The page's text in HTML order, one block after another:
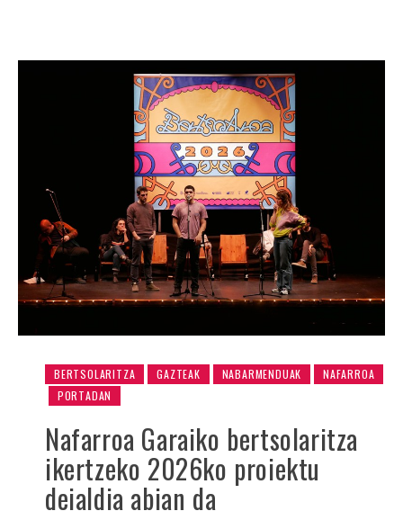
BERTSOLARITZA GAZTEAK NABARMENDUAK
NAFARROA
PORTADAN
Nafarroa Garaiko bertsolaritza
ikertzeko 2026ko proiektu
deialdia abian da